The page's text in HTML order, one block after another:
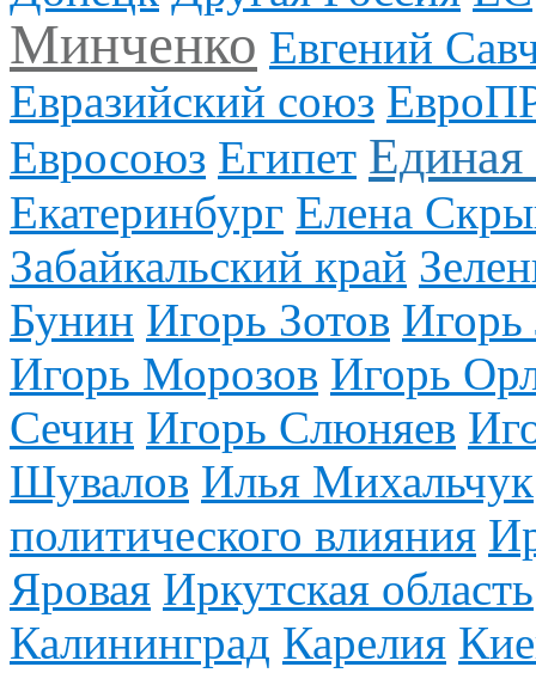
Минченко Евгений
Евразийский союз
Евросоюз Египет Единая
Екатеринбург Елена
Забайкальский край
Бунин Игорь Зотов Игорь
Игорь Морозов Игорь
Сечин Игорь Слюняев
Шувалов Илья Михальчук
политического влияния
Яровая Иркутская область
Калининград Карелия